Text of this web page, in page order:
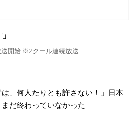
開始 ※2クール連続放送
は、何人たりとも許さない！」日本
だ終わっていなかった